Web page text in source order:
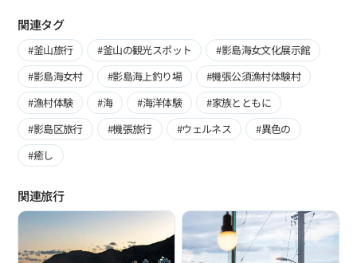
関連タグ
#釜山旅行 #釜山の観光スポット
#影島海女文化展示館
#影島海女村
#影島海上釣り場
#機張公須漁村体験村
#漁村体験
#海 #海洋体験
#家族とともに
#影島区旅行
#機張旅行 #ウェルネス
#異色の
#癒し
関連旅行